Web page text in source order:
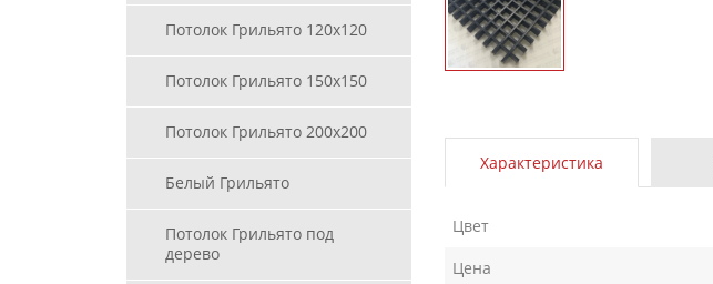
Потолок Грильято 120х120
Потолок Грильято 150х150
Потолок Грильято 200х200
Белый Грильято
Потолок Грильято под
дерево
Характеристика
Цвет
Цена